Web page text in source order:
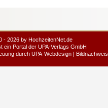
- 2026 by HochzeitenNet.de
ein Portal der UPA-Verlags GmbH
durch UPA-Webdesign | Bildnachweis